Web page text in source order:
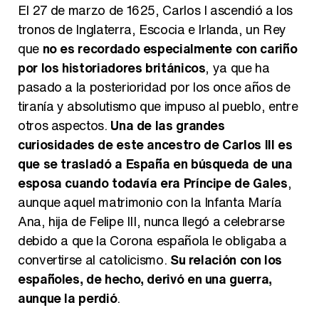
El 27 de marzo de 1625, Carlos I ascendió a los
tronos de Inglaterra, Escocia e Irlanda, un Rey
que no es recordado especialmente con cariño
por los historiadores británicos, ya que ha
pasado a la posterioridad por los once años de
tiranía y absolutismo que impuso al pueblo, entre
otros aspectos. Una de las grandes
curiosidades de este ancestro de Carlos III es
que se trasladó a España en búsqueda de una
esposa cuando todavía era Príncipe de Gales,
aunque aquel matrimonio con la Infanta María
Ana, hija de Felipe III, nunca llegó a celebrarse
debido a que la Corona española le obligaba a
convertirse al catolicismo. Su relación con los
españoles, de hecho, derivó en una guerra,
aunque la perdió.